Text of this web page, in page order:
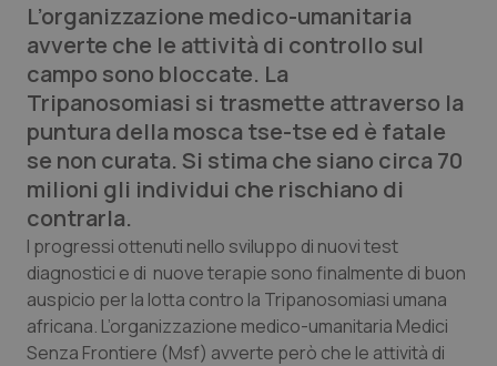
Lettere al direttore
Edizioni Regionali
QS Pro
Professionisti Sanitari.AI
Abruzzo
Basilicata
QS Pro Gold
Artrite & artrosi
QS Club Newsletter
L’organizzazione medico-umanitaria
avverte che le attività di controllo sul
campo sono bloccate. La
Tripanosomiasi si trasmette attraverso la
puntura della mosca tse-tse ed è fatale
se non curata. Si stima che siano circa 70
milioni gli individui che rischiano di
contrarla.
I progressi ottenuti nello sviluppo di nuovi test
diagnostici e di nuove terapie sono finalmente di buon
auspicio per la lotta contro la Tripanosomiasi umana
africana. L’organizzazione medico-umanitaria Medici
Senza Frontiere (Msf) avverte però che le attività di